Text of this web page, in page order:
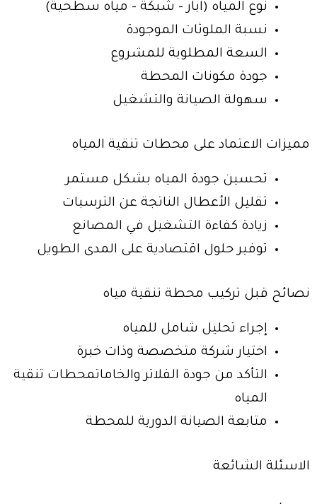
نوع المياه (آبار – شبكة – مياه سطحية)
نسبة الملوثات الموجودة
السعة المطلوبة للمشروع
جودة مكونات المحطة
سهولة الصيانة والتشغيل
مميزات الاعتماد على محطات تنقية المياه
تحسين جودة المياه بشكل مستمر
تقليل الأعطال الناتجة عن الترسبات
زيادة كفاءة التشغيل في المصانع
توفير حلول اقتصادية على المدى الطويل
نصائح قبل تركيب محطة تنقية مياه
إجراء تحليل شامل للمياه
اختيار شركة متخصصة وذات خبرة
التأكد من جودة الفلاتر والخاماتمحطات تنقية
المياه
متابعة الصيانة الدورية للمحطة
الاسئلة الشائعة